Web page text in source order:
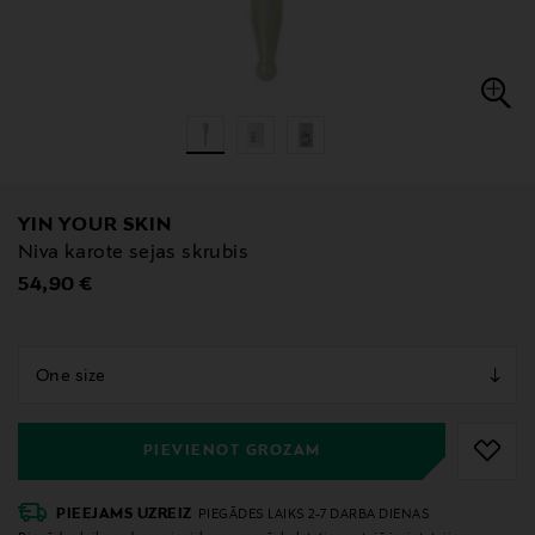
YIN YOUR SKIN
Niva karote sejas skrubis
Original Price
54,90 €
PIEVIENOT GROZAM
PIEEJAMS UZREIZ
PIEGĀDES LAIKS 2-7 DARBA DIENAS